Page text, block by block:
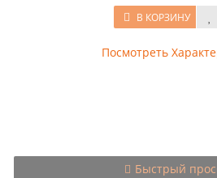
В КОРЗИНУ
Посмотреть
Быстрый